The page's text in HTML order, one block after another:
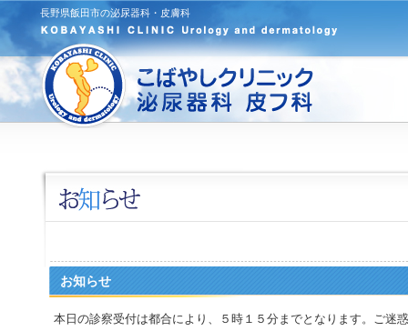
長野県飯田市の泌尿器科・皮膚科
お知らせ
本日の診察受付は都合により、５時１５分までとなります。ご迷